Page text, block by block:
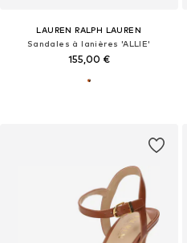
LAUREN RALPH LAUREN
Sandales à lanières 'ALLIE'
155,00 €